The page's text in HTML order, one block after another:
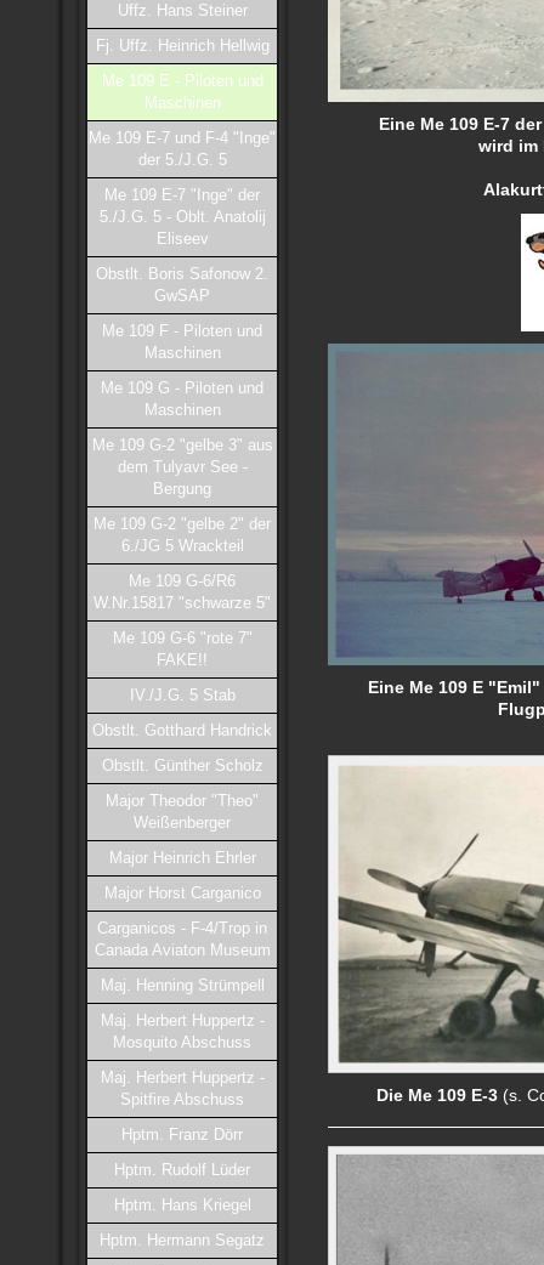
Uffz. Hans Steiner
Fj. Uffz. Heinrich Hellwig
Me 109 E - Piloten und
Maschinen
Me 109 E-7 und F-4 "Inge"
der 5./J.G. 5
Me 109 E-7 "Inge" der
5./J.G. 5 - Oblt. Anatolij
Eliseev
Obstlt. Boris Safonow 2.
GwSAP
Me 109 F - Piloten und
Maschinen
Me 109 G - Piloten und
Maschinen
Me 109 G-2 "gelbe 3" aus
dem Tulyavr See -
Bergung
Me 109 G-2 "gelbe 2" der
6./JG 5 Wrackteil
Me 109 G-6/R6
W.Nr.15817 "schwarze 5"
Me 109 G-6 "rote 7"
FAKE!!
IV./J.G. 5 Stab
Obstlt. Gotthard Handrick
Obstlt. Günther Scholz
Major Theodor "Theo"
Weißenberger
Major Heinrich Ehrler
Major Horst Carganico
Carganicos - F-4/Trop in
Canada Aviaton Museum
Maj. Henning Strümpell
Maj. Herbert Huppertz -
Mosquito Abschuss
Maj. Herbert Huppertz -
Spitfire Abschuss
Hptm. Franz Dörr
Hptm. Rudolf Lüder
Hptm. Hans Kriegel
Hptm. Hermann Segatz
Eine Me 109 E-7
wird im
Eine Me 109 E
Die Me 109 E-3(s.